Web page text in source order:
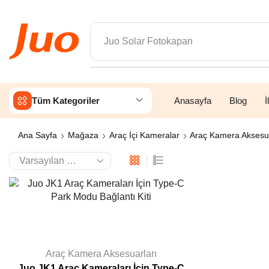
Juo Solar Fotokapan
Tüm Kategoriler Anasayfa Blog
Ana Sayfa Mağaza Araç İçi Kameralar Araç Kamera
Araç Kamera Aksesuarları